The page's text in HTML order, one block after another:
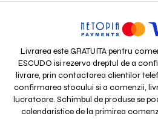
Livrarea este GRATUITA pentru
ESCUDO isi rezerva dreptul de a
livrare, prin contactarea clientilor
confirmarea stocului si a comenzii,
lucratoare. Schimbul de produse se
calendaristice de la primirea